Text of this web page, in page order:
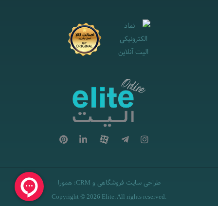
طراحی سایت فروشگاهی و CRM
: همورا
Copyright © 2026 Elite. All rights reserved.